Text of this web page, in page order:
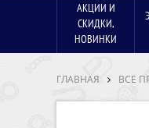
АКЦИИ И
СКИДКИ,
НОВИНКИ
ГЛАВНАЯ ВСЕ